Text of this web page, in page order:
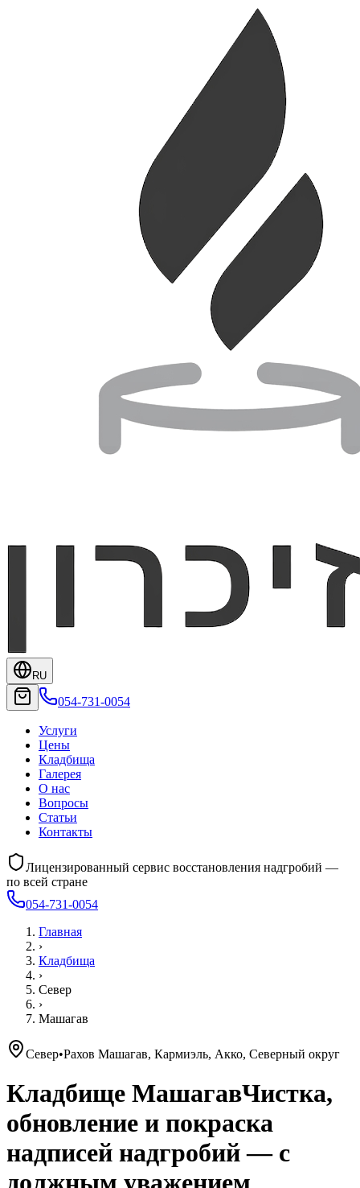
RU
054-731-0054
Услуги
Цены
Кладбища
Галерея
О нас
Вопросы
Статьи
Контакты
Лицензированный сервис восстановления надгробий —
по всей стране
054-731-0054
Главная
›
Кладбища
›
Север
›
Машагав
Север•Рахов Машагав, Кармиэль, Акко, Северный округ
Кладбище МашагавЧистка,
обновление и покраска
надписей надгробий — с